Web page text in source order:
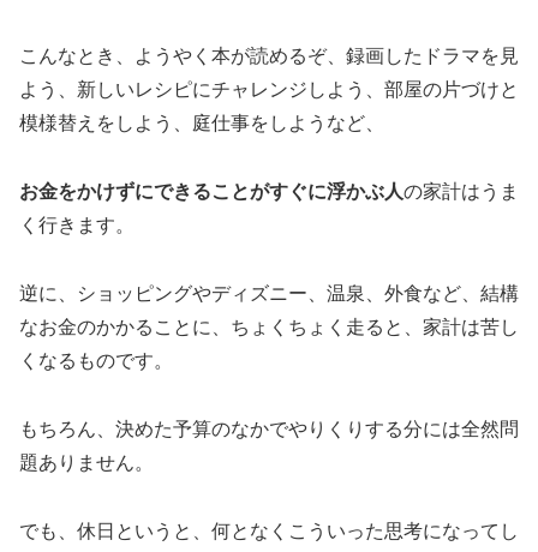
こんなとき、ようやく本が読めるぞ、録画したドラマを見
よう、新しいレシピにチャレンジしよう、部屋の片づけと
模様替えをしよう、庭仕事をしようなど、
お金をかけずにできることがすぐに浮かぶ人の家計はうま
く行きます。
逆に、ショッピングやディズニー、温泉、外食など、結構
なお金のかかることに、ちょくちょく走ると、家計は苦し
くなるものです。
もちろん、決めた予算のなかでやりくりする分には全然問
題ありません。
でも、休日というと、何となくこういった思考になってし